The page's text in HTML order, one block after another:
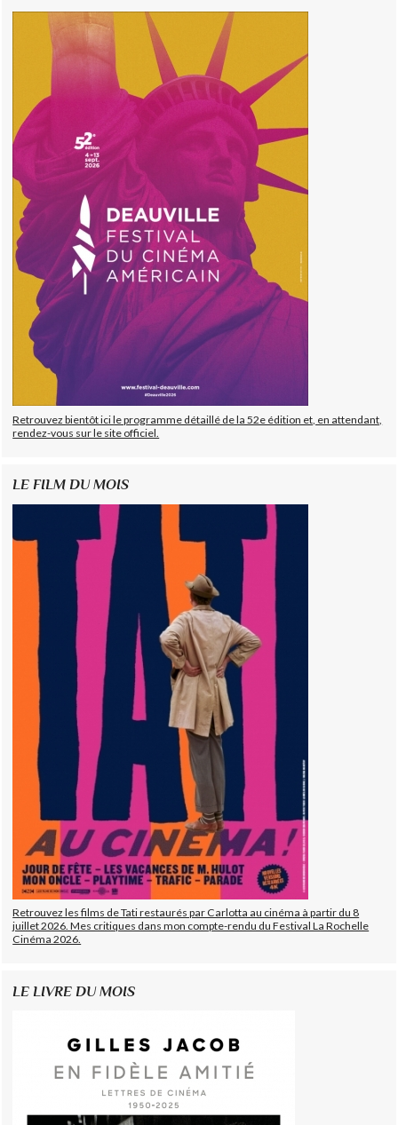
Retrouvez bientôt ici le programme détaillé de la 52e édition et, en attendant,
rendez-vous sur le site officiel.
LE FILM DU MOIS
Retrouvez les films de Tati restaurés par Carlotta au cinéma à partir du 8
juillet 2026. Mes critiques dans mon compte-rendu du Festival La Rochelle
Cinéma 2026.
LE LIVRE DU MOIS